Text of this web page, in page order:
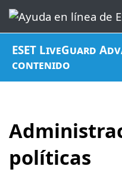
ESET LiveGuard
contenido
políticas